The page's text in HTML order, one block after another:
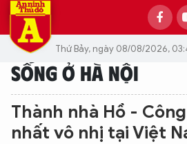
Thứ Bảy, ngày 08/08/2026,
SỐNG Ở HÀ NỘI
Thành nhà Hồ -
nhất vô nhị tại Việt